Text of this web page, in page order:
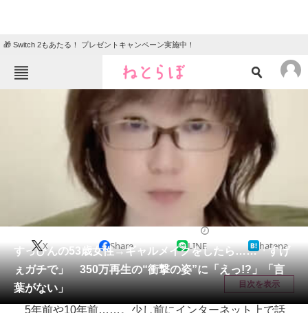
🎁 Switch 2もあたる！ プレゼントキャンペーン実施中！
ねとらぼメニュー
ニュース
クイズ
地域
教育・育児
会員記事
メディア
注目記事を集めた総合ページ
すっぴんの53歳女性→ギャルメイクをしたら……「すげ
ぇガチで」 350万再生の“衝撃の姿”に「えっ!?」「言
葉がない」
X Share LINE hatena
目次を表示
5年前や10年前……。少し前にインターネット上で話